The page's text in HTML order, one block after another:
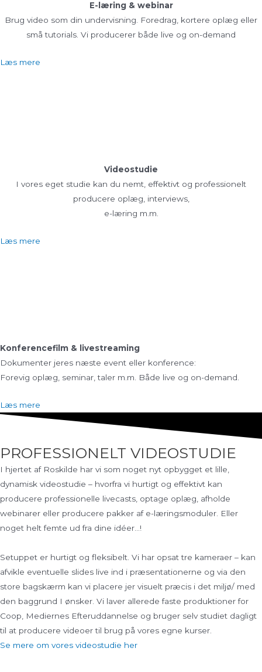
E-læring & webinar
Brug video som din undervisning. Foredrag, kortere oplæg eller
små tutorials. Vi producerer både live og on-demand
Læs mere
Videostudie
I vores eget studie kan du nemt, effektivt og professionelt
producere oplæg, interviews,
e-læring m.m.
Læs mere
Konferencefilm & livestreaming
Dokumenter jeres næste event eller konference:
Forevig oplæg, seminar, taler m.m. Både live og on-demand.
Læs mere
PROFESSIONELT VIDEOSTUDIE
I hjertet af Roskilde har vi som noget nyt opbygget et lille,
dynamisk videostudie – hvorfra vi hurtigt og effektivt kan
producere professionelle livecasts, optage oplæg, afholde
webinarer eller producere pakker af e-læringsmoduler. Eller
noget helt femte ud fra dine idéer…!
Setuppet er hurtigt og fleksibelt. Vi har opsat tre kameraer – kan
afvikle eventuelle slides live ind i præsentationerne og via den
store bagskærm kan vi placere jer visuelt præcis i det miljø/ med
den baggrund I ønsker. Vi laver allerede faste produktioner for
Coop, Mediernes Efteruddannelse og bruger selv studiet dagligt
til at producere videoer til brug på vores egne kurser.
Se mere om vores videostudie her